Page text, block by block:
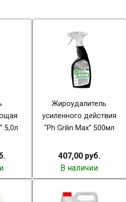
5,0л
Жироудалитель
усиленного действия
"Ph Grilin Max" 500мл
407,00 руб.
В наличии